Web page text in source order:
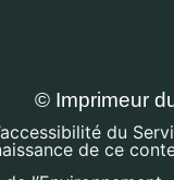
© Imprimeur
du
de ce